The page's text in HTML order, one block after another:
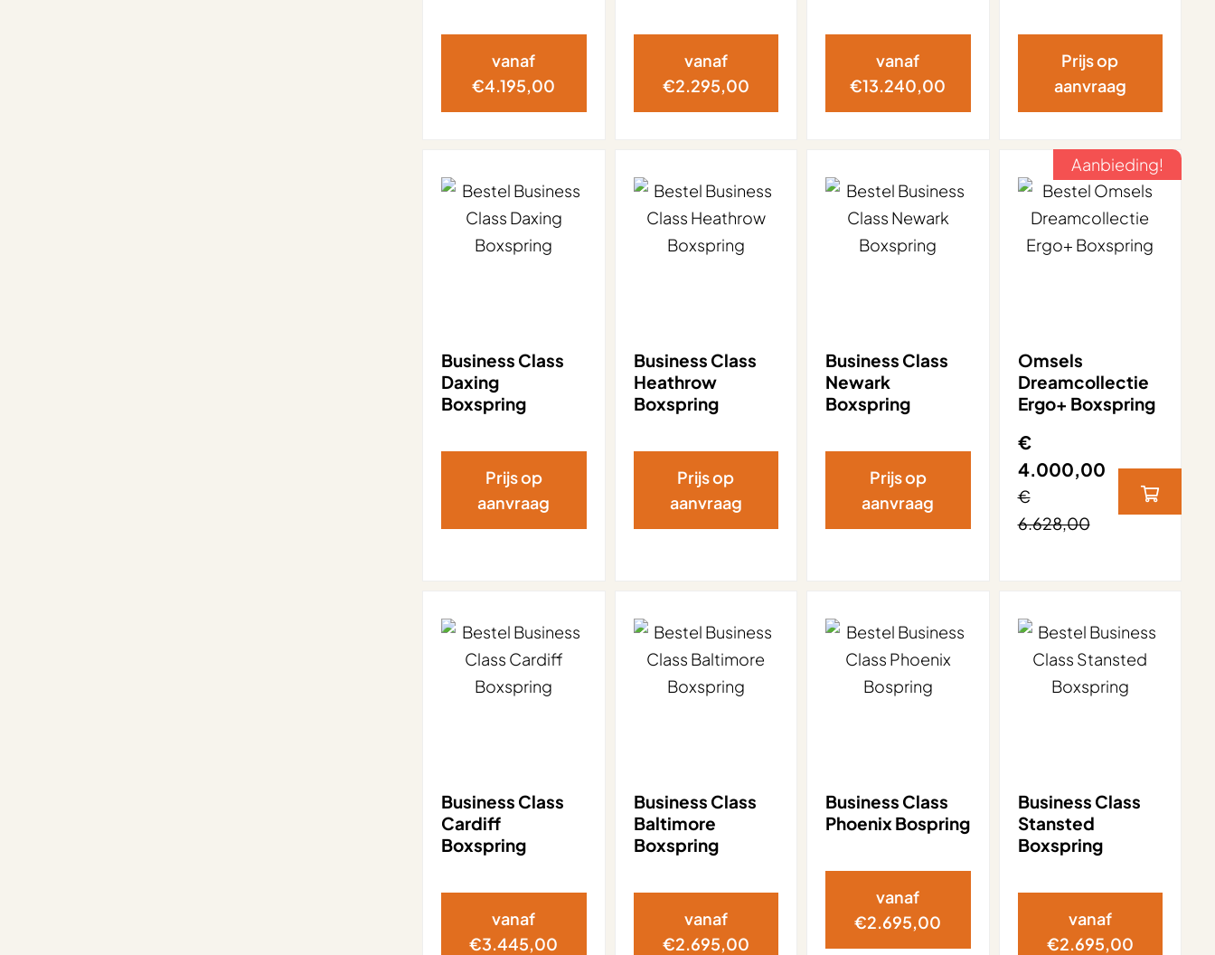
vanaf
€4.195,00
vanaf
€2.295,00
vanaf
€13.240,00
Prijs op
aanvraag
Business Class
Daxing
Boxspring
Prijs op
aanvraag
Business Class
Heathrow
Boxspring
Prijs op
aanvraag
Business Class
Newark
Boxspring
Prijs op
aanvraag
Aanbieding!
Omsels
Dreamcollectie
Ergo+ Boxspring
€
4.000,00
€
6.628,00
Business Class
Cardiff
Boxspring
vanaf
€3.445,00
Business Class
Baltimore
Boxspring
vanaf
€2.695,00
Business Class
Phoenix Bospring
vanaf
€2.695,00
Business Class
Stansted
Boxspring
vanaf
€2.695,00